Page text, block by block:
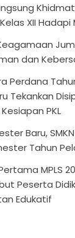
XII Hadapi
dan
Perdana
Tekankan
PKL
Baru,
Tahun
MPLS
Peserta
Edukatif